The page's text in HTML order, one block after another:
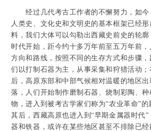
经过几代考古工作者的不懈努力，如今
人类史、文化史和文明史的基本框架已经
料，我们大体可以勾勒出西藏史前史的轮
时代开始，距今约十多万年前至五万年前
方向和路线，按照不同的生存方式和步骤
们以打制石器为主，从事采集和狩猎活动
后，高原东部和中部气候相对温暖的地区
落，人们开始制作磨制石器、烧制彩陶、
物，进入到被考古学家们称为“农业革命”
其后，西藏高原也进入到“早期金属器时代”
器和铁器，或许在某些地区甚至不排除已